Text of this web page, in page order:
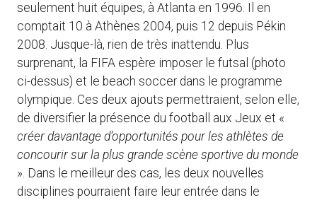
seulement huit équipes, à Atlanta en 1996. Il en
comptait 10 à Athènes 2004, puis 12 depuis Pékin
2008. Jusque-là, rien de très inattendu. Plus
surprenant, la FIFA espère imposer le futsal (photo
ci-dessus) et le beach soccer dans le programme
olympique. Ces deux ajouts permettraient, selon elle,
de diversifier la présence du football aux Jeux et «
créer davantage d’opportunités pour les athlètes de
concourir sur la plus grande scène sportive du monde
». Dans le meilleur des cas, les deux nouvelles
disciplines pourraient faire leur entrée dans le